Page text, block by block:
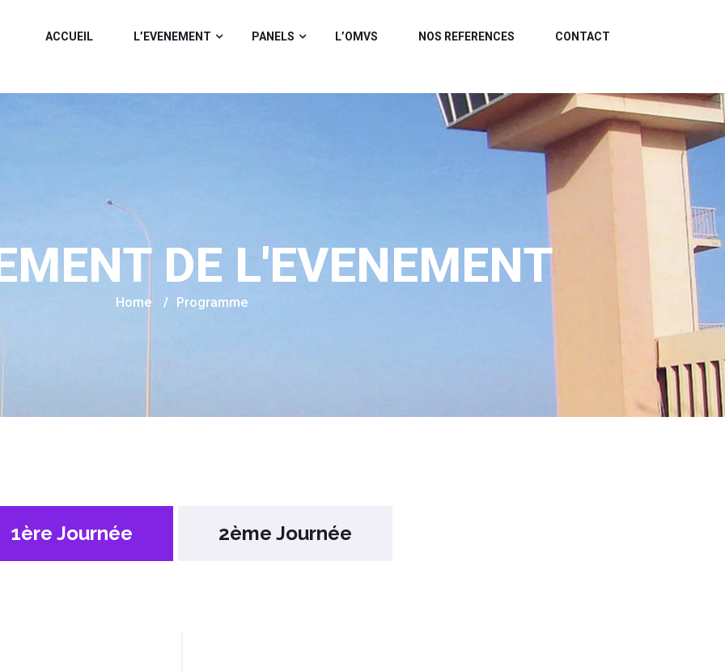
ACCUEIL L’EVENEMENT PANELS L’OMVS NOS REFERENCES CONTACT
DE L'EVENEMENT
Home / Programme
1ère Journée 2ème Journée